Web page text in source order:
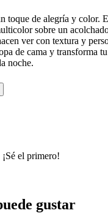
toque de alegría y color.
sobre un
ver con textura y
de cama y transforma
noche.
el primero!
gustar